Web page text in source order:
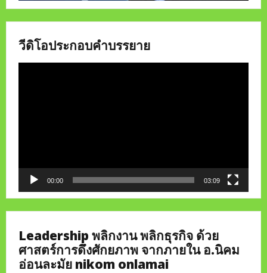
วีดิโอประกอบคำบรรยาย
00:00 03:09
Leadership พลิกงาน พลิกธุรกิจ ด้วย
ศาสตร์การดึงศักยภาพ จากภายใน อ.นิคม
อ่อนละมัย nikom onlamai